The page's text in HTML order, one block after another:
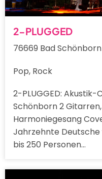
2-PLUGGED
76669 Bad Schönborn
Pop, Rock
2-PLUGGED: Akustik-Cover-Band aus Bad
Schönborn 2 Gitarren, ein Sänger 3-stimmiger
Harmoniegesang Coverversionen der letzten 5
Jahrzehnte Deutsche wie englische Lieder Anlage
bis 250 Personen…